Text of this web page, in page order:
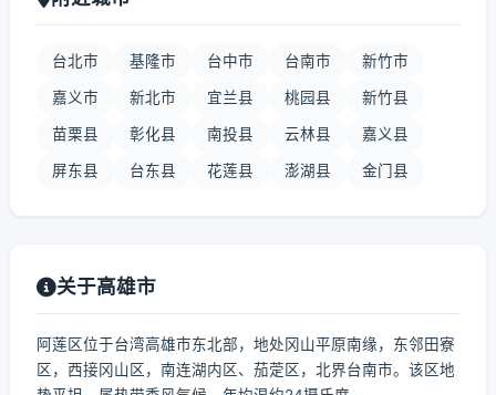
台北市 基隆市 台中市 台南市 新竹市
嘉义市 新北市 宜兰县 桃园县 新竹县
苗栗县 彰化县 南投县 云林县 嘉义县
屏东县 台东县 花莲县 澎湖县 金门县
关于高雄市
阿莲区位于台湾高雄市东北部，地处冈山平原南缘，东邻田寮
区，西接冈山区，南连湖内区、茄萣区，北界台南市。该区地